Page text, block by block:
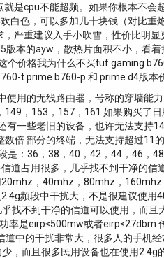
是cpu不能超频。如果你根本不会
色，可以多加几十块钱（对比重
严重建议入手小吹雪，性价比明显
本的ayw，散热片面积不小，看
价格我为什么不买tuf gaming
t prime b760-p 和 prime d4版本
用的无线路由器，号称的穿墙能
，153，157，161 如果购买了
一些老旧的设备，也许无法支持
倍 部分的终端，无法支持超过11
：36，38，40，42，44，46，
道占用很多，几乎找不到干净的信
，40mhz，80mhz，
频段中干扰大，不是很建议使用
找不到干净的信道可以使用，而且
率是eirp≤500mw或者eirp≤27dbm
中的干扰非常大，很多人的手机
，而且很多民用设备也在使用2.4g